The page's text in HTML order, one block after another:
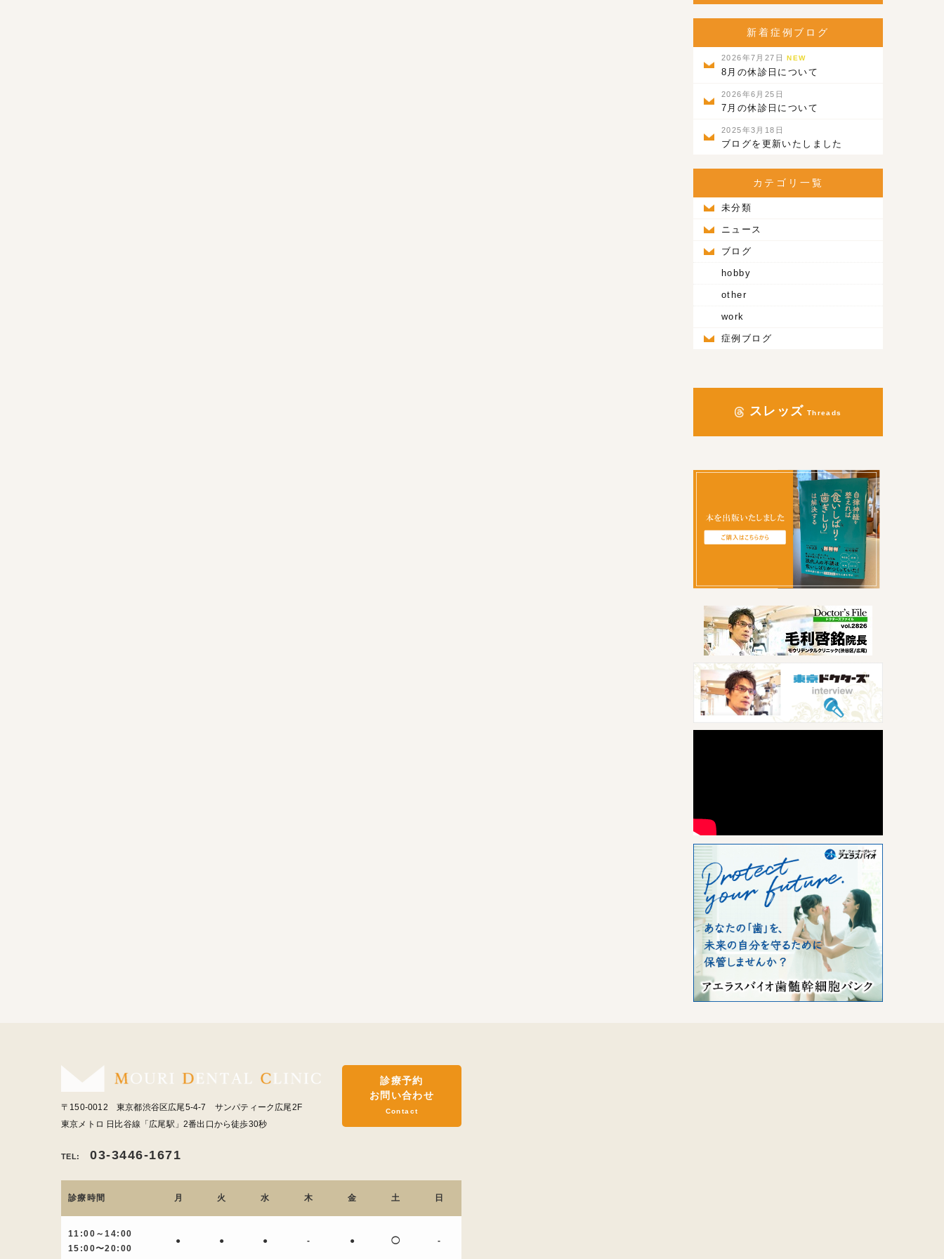
新着症例ブログ
2026年7月27日NEW
8月の休診日について
2026年6月25日
7月の休診日について
2025年3月18日
ブログを更新いたしました
カテゴリ一覧
未分類
ニュース
ブログ
hobby
other
work
症例ブログ
スレッズ Threads
〒150-0012 東京都渋谷区広尾5-4-7 サンパティーク広尾2F
東京メトロ 日比谷線「広尾駅」2番出口から徒歩30秒
診療予約
お問い合わせ
Contact
TEL: 03-3446-1671
診療時間 月 火 水 木 金 土 日
11:00～14:00
15:00〜20:00
● ● ● - ● ◯ -